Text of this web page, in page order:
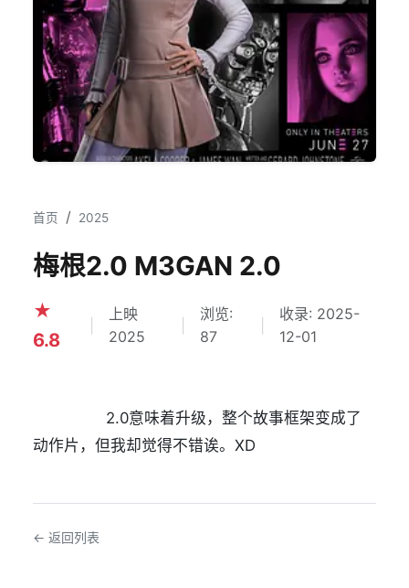
首页 2025
梅根2.0 M3GAN 2.0
★
6.8
上映
2025
浏览:
87
收录: 2025-
12-01
动作片，但我却觉得不错诶。XD
← 返回列表